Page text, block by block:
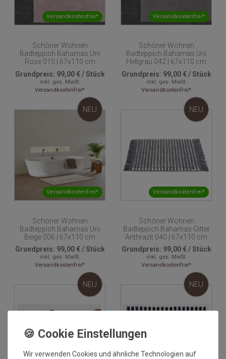
Versandkostenfrei*
Schöner Wohnen
Badteppich Bahamas Uni
Rose 015 | 67x110 cm
Grundpreis: 99,00 €/Stück
inkl. ges. MwSt.
Versandkostenfrei*
Versandkostenfrei*
Schöner Wohnen
Badteppich Bahamas Uni
Hellgrau 042 | 67x110 cm
Grundpreis: 99,00 €/Stück
inkl. ges. MwSt.
Versandkostenfrei*
Versandkostenfrei*
NEU
Schöner Wohnen
Badteppich Bahamas Uni
Beige 006 | 67x110 cm
Grundpreis: 99,00 €/Stück
inkl. ges. MwSt.
Versandkostenfrei*
Versandkostenfrei*
NEU
Schöner Wohnen
Badteppich Bahamas Gitter
Anthrazit 040 | 67x110 cm
Grundpreis: 99,00 €/Stück
inkl. ges. MwSt.
Versandkostenfrei*
NEU NEU
Wir verwenden Cookies und ähnliche Technologien auf